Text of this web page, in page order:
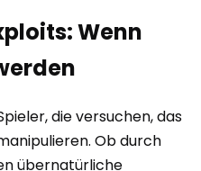
Wenn
die versuchen, das
Ob durch
übernatürliche